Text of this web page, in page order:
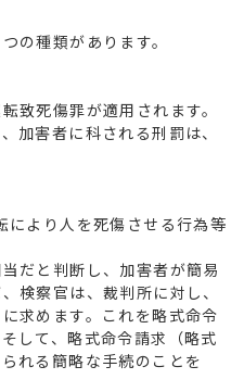
の種類があります。
致死傷罪が適用されます。
加害者に科される刑罰は、
より人を死傷させる行為等
だと判断し、加害者が簡易
検察官は、裁判所に対し、
求めます。これを略式命令
して、略式命令請求（略式
れる簡略な手続のことを